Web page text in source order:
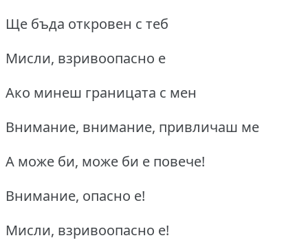
Ще бъда откровен с теб
Мисли, взривоопасно е
Ако минеш границата с мен
Внимание, внимание, привличаш ме
А може би, може би е повече!
Внимание, опасно е!
Мисли, взривоопасно е!